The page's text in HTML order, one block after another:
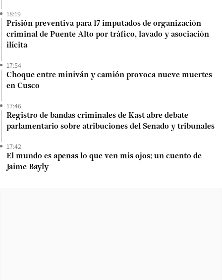
18:19
Prisión preventiva para 17 imputados de organización
criminal de Puente Alto por tráfico, lavado y asociación
ilícita
17:54
Choque entre miniván y camión provoca nueve muertes
en Cusco
17:46
Registro de bandas criminales de Kast abre debate
parlamentario sobre atribuciones del Senado y tribunales
17:42
El mundo es apenas lo que ven mis ojos: un cuento de
Jaime Bayly